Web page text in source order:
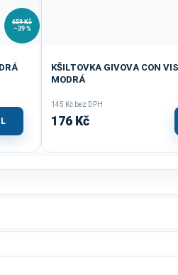
659 Kč
–39 %
KŠILTOVKA GIVOVA CON
MODRÁ
145 Kč bez DPH
176 Kč